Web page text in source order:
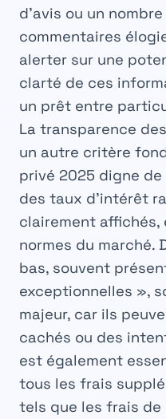
d’avis ou un
commentaires
alerter sur une
clarté de ces
un prêt entre
La transparence
un autre critère
privé 2025 digne
des taux d’intérêt
clairement affichés,
normes du marché.
bas, souvent
exceptionnelles »,
majeur, car ils
cachés ou des
est également
tous les frais
tels que les frais de